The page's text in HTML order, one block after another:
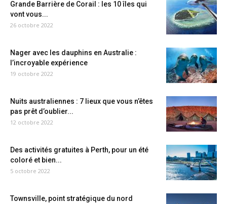
Grande Barrière de Corail : les 10 îles qui
vont vous...
26 octobre 2022
Nager avec les dauphins en Australie :
l’incroyable expérience
19 octobre 2022
Nuits australiennes : 7 lieux que vous n’êtes
pas prêt d’oublier...
12 octobre 2022
Des activités gratuites à Perth, pour un été
coloré et bien...
5 octobre 2022
Townsville, point stratégique du nord